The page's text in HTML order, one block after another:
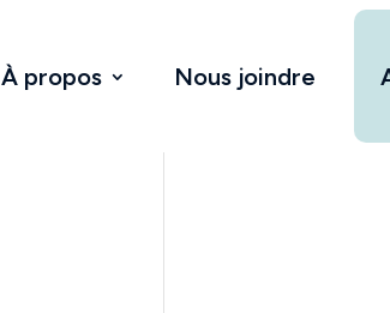
À propos Nous joindre